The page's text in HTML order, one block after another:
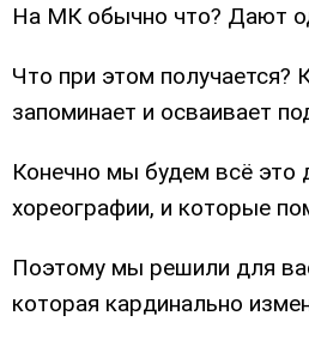
На МК обычно что? Дают
Что при этом получается?
запоминает и осваивает
Конечно мы будем всё это
хореографии, и которые
Поэтому мы решили для
которая кардинально